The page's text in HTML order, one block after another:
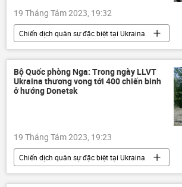
19 Tháng Tám 2023, 19:32
Chiến dịch quân sự đặc biệt tại Ukraina
Ukraina
Cuộc khủng hoảng ở Ukraina
Nga
xung đột quân sự
Thế giới
Bộ Quốc phòng Nga
Bộ Quốc phòng Nga: Trong ngày LLVT
Ukraina thương vong tới 400 chiến binh
ở hướng Donetsk
19 Tháng Tám 2023, 19:23
Chiến dịch quân sự đặc biệt tại Ukraina
Ukraina
Cuộc khủng hoảng ở Ukraina